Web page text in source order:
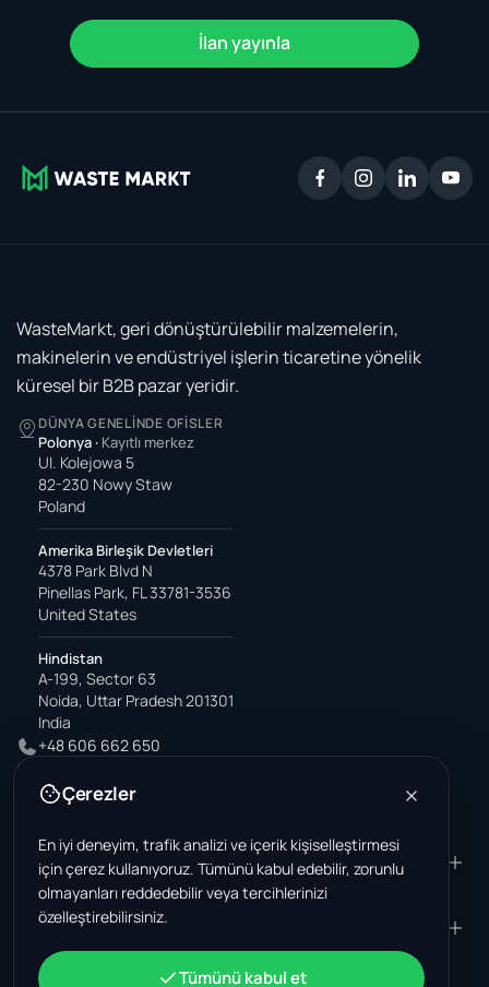
İlan yayınla
WasteMarkt, geri dönüştürülebilir malzemelerin,
makinelerin ve endüstriyel işlerin ticaretine yönelik
küresel bir B2B pazar yeridir.
DÜNYA GENELINDE OFISLER
Polonya · Kayıtlı merkez
Ul. Kolejowa 5
82-230 Nowy Staw
Poland
Amerika Birleşik Devletleri
4378 Park Blvd N
Pinellas Park, FL 33781-3536
United States
Hindistan
A-199, Sector 63
Noida, Uttar Pradesh 201301
India
+48 606 662 650
office@wastemarkt.com
ÜRÜN
Pazar yeri
Malzemeler - satış
Malzemeler - satın alma
RESOURCES
Supplier Academy
ŞIRKET
Hakkımızda
HESAP
Çerezler
En iyi deneyim, trafik analizi ve içerik kişiselleştirmesi
için çerez kullanıyoruz. Tümünü kabul edebilir, zorunlu
olmayanları reddedebilir veya tercihlerinizi
özelleştirebilirsiniz.
Tümünü kabul et